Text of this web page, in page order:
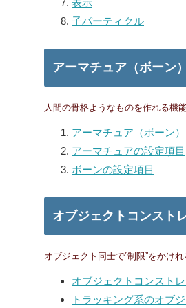
子パーティクル
アーマチュア（ボーン）
人間の骨格ようなものを作れる機
アーマチュア（ボーン）
アーマチュアの設定項目
ボーンの設定項目
オブジェクトコンスト
オブジェクト同士で”制限”をかけ
オブジェクトコンスト
トラッキング系のオブ